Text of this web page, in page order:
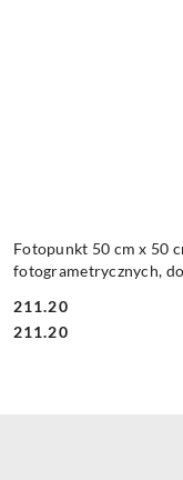
Fotopunkt 50 cm x 50
fotogrametrycznych,
Cena:
211.20
Cena:
211.20